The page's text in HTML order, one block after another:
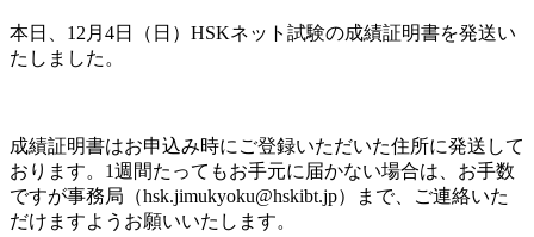
本日、12月4日（日）HSKネット試験の成績証明書を発送い
たしました。
成績証明書はお申込み時にご登録いただいた住所に発送して
おります。1週間たってもお手元に届かない場合は、お手数
ですが事務局（hsk.jimukyoku@hskibt.jp）まで、ご連絡いた
だけますようお願いいたします。